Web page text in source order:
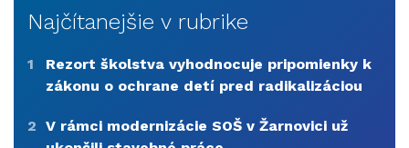
Najčítanejšie v rubrike
1
Rezort školstva vyhodnocuje pripomienky k
zákonu o ochrane detí pred radikalizáciou
2 V rámci modernizácie SOŠ v Žarnovici už